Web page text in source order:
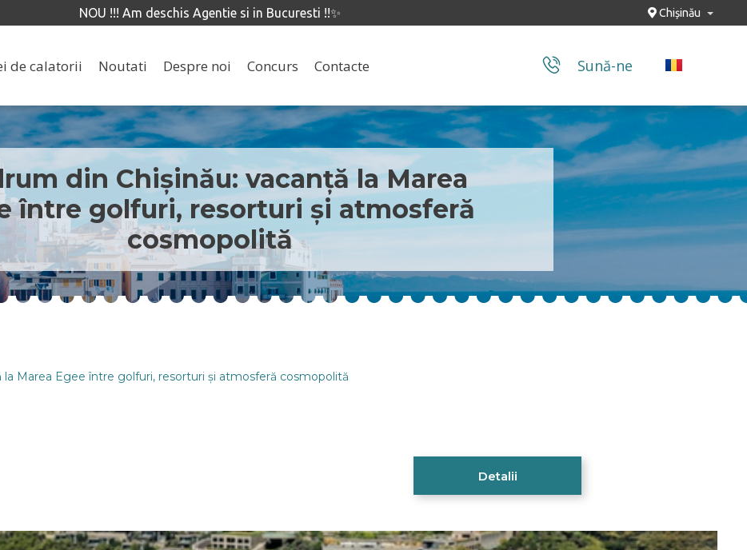
NOU !!! Am deschis Agentie si in Bucuresti !!✨ Chișinău
de calatorii Noutati Despre noi Concurs Contacte Sună-ne
din Chișinău: vacanță la Marea
între golfuri, resorturi și atmosferă
cosmopolită
la Marea Egee între golfuri, resorturi și atmosferă cosmopolită
Detalii